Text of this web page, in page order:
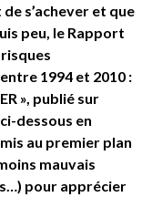
s’achever et que
peu, le Rapport
risques
1994 et 2010 :
», publié sur
dessous en
au premier plan
mauvais
pour apprécier